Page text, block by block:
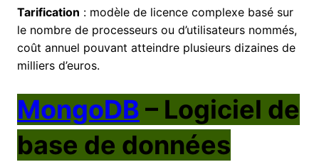
Tarification : modèle de licence complexe basé sur
le nombre de processeurs ou d’utilisateurs nommés,
coût annuel pouvant atteindre plusieurs dizaines de
milliers d’euros.
MongoDB – Logiciel de
base de données